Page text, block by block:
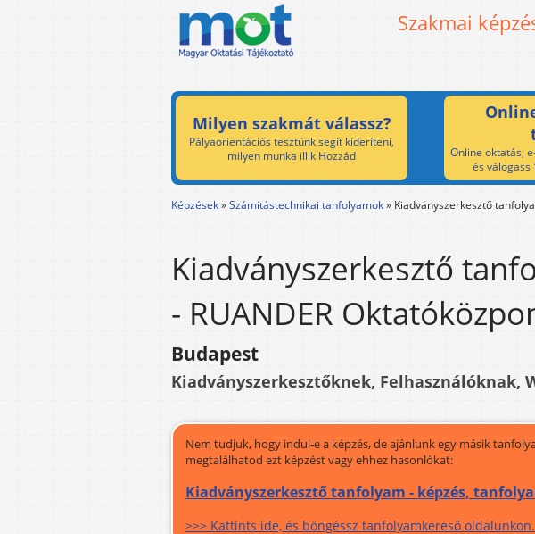
Szakmai
Milyen szakmát válassz?
Pályaorientációs tesztünk segít kideríteni,
milyen munka illik Hozzád
Online oktatás,
és válogass
Képzések»Számítástechnikai tanfolyamok» Kiadványszerkesztő
Kiadványszerkesztő
- RUANDER
Budapest
Kiadványszerkesztőknek, Felhasználóknak,
Nem tudjuk, hogy indul-e a képzés, de ajánlunk egy másik
megtalálhatod ezt képzést vagy ehhez hasonlókat:
Kiadványszerkesztő tanfolyam - képzés,
>>> Kattints ide, és böngéssz tanfolyamkereső oldalunkon.